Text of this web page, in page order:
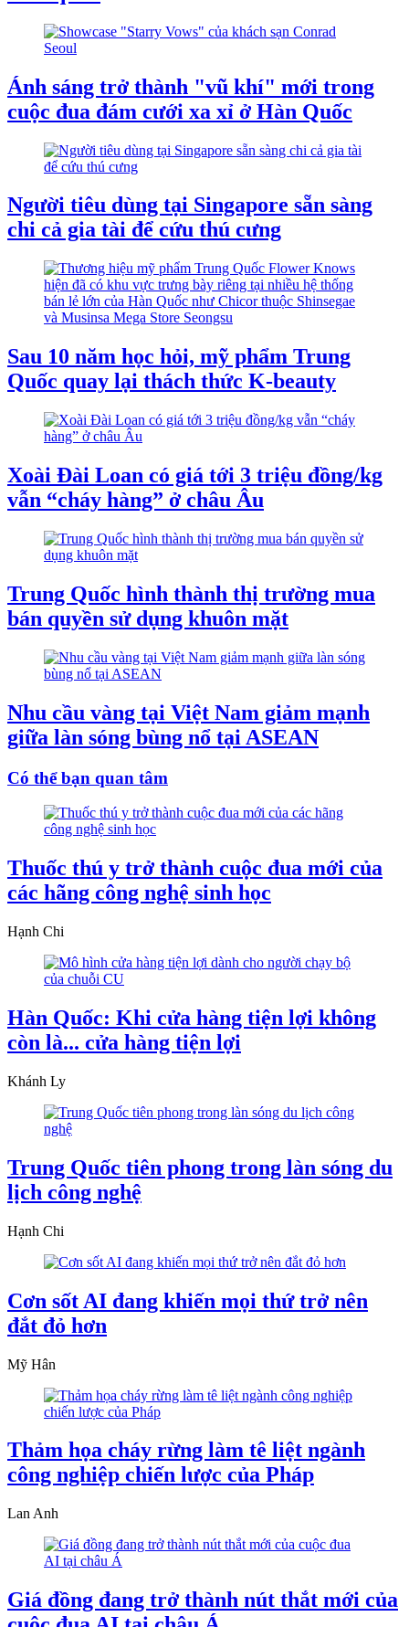
Ánh sáng trở thành "vũ khí" mới trong
cuộc đua đám cưới xa xỉ ở Hàn Quốc
Người tiêu dùng tại Singapore sẵn sàng
chi cả gia tài để cứu thú cưng
Sau 10 năm học hỏi, mỹ phẩm Trung
Quốc quay lại thách thức K-beauty
Xoài Đài Loan có giá tới 3 triệu đồng/kg
vẫn “cháy hàng” ở châu Âu
Trung Quốc hình thành thị trường mua
bán quyền sử dụng khuôn mặt
Nhu cầu vàng tại Việt Nam giảm mạnh
giữa làn sóng bùng nổ tại ASEAN
Có thể bạn quan tâm
Thuốc thú y trở thành cuộc đua mới của
các hãng công nghệ sinh học
Hạnh Chi
Hàn Quốc: Khi cửa hàng tiện lợi không
còn là... cửa hàng tiện lợi
Khánh Ly
Trung Quốc tiên phong trong làn sóng du
lịch công nghệ
Hạnh Chi
Cơn sốt AI đang khiến mọi thứ trở nên
đắt đỏ hơn
Mỹ Hân
Thảm họa cháy rừng làm tê liệt ngành
công nghiệp chiến lược của Pháp
Lan Anh
Giá đồng đang trở thành nút thắt mới của